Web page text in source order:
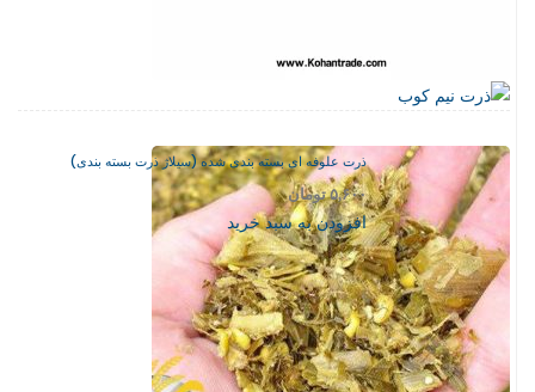
ذرت علوفه ای بسته بندی شده (سیلاژ ذرت بسته بندی)
۵,۶۰۰ تومان
افزودن به سبد خرید